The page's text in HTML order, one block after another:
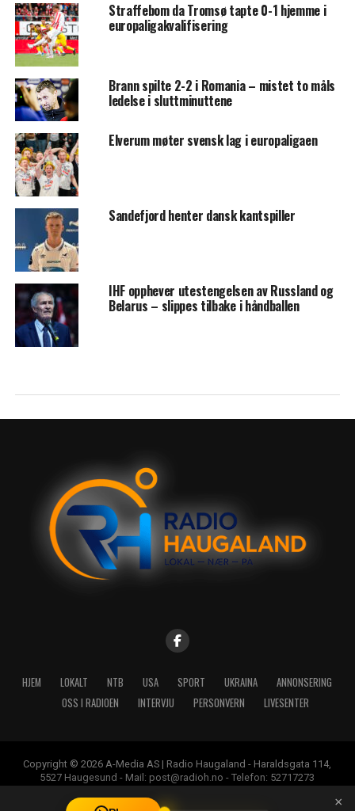
Straffebom da Tromsø tapte 0-1 hjemme i
europaligakvalifisering
Brann spilte 2-2 i Romania – mistet to måls
ledelse i sluttminuttene
Elverum møter svensk lag i europaligaen
Sandefjord henter dansk kantspiller
IHF opphever utestengelsen av Russland og
Belarus – slippes tilbake i håndballen
HJEM LOKALT NTB USA SPORT UKRAINA
ANNONSERING
OSS I RADIOEN
INTERVJU PERSONVERN LIVESENTER
Copyright © 2026 A-Media AS | Radio Haugaland - Haraldsgata 114,
5527 Haugesund - Mail: post@radioh.no - Telefon: 52717273
×